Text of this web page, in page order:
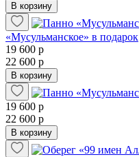
В корзину
«Мусульманское» в подарок
19 600 р
22 600 р
В корзину
19 600 р
22 600 р
В корзину